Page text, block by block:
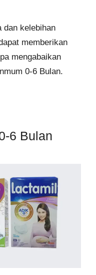
dan kelebihan
memberikan
mengabaikan
0-6 Bulan.
6 Bulan